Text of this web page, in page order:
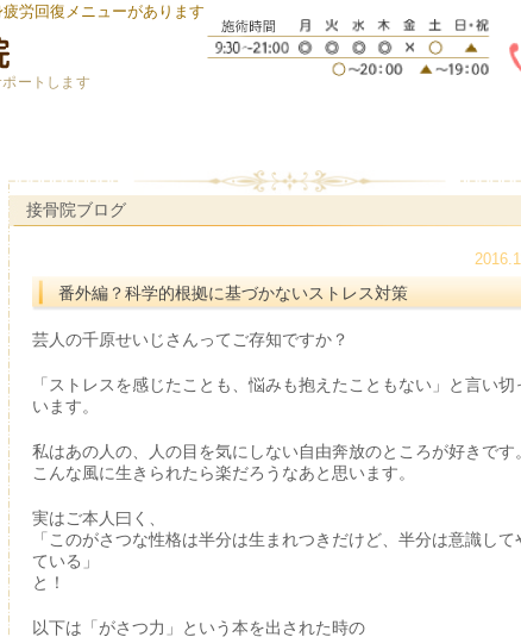
労回復メニューがあります
ートします
接骨院ブログ
番外編？科学的根拠に基づかないストレス対策
芸人の千原せいじさんってご存知ですか？
「ストレスを感じたことも、悩みも抱えたこともない」と言い切
います。
私はあの人の、人の目を気にしない自由奔放のところが好きです。
こんな風に生きられたら楽だろうなあと思います。
実はご本人曰く、
「このがさつな性格は半分は生まれつきだけど、半分は意識して
ている」
と！
以下は「がさつ力」という本を出された時の